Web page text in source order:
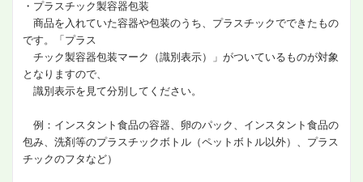
・プラスチック製容器包装
商品を入れていた容器や包装のうち、プラスチックでできたもの
です。「プラス
チック製容器包装マーク（識別表示）」がついているものが対象
となりますので、
識別表示を見て分別してください。
例：インスタント食品の容器、卵のパック、インスタント食品の
包み、洗剤等のプラスチックボトル（ペットボトル以外）、プラス
チックのフタなど）